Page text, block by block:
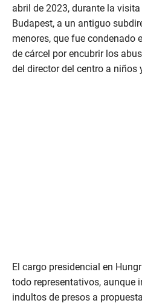
abril de 2023, durante la
Budapest, a un antiguo
menores, que fue condenado
de cárcel por encubrir los
del director del centro a niños
El cargo presidencial en
todo representativos, aunque
indultos de presos a